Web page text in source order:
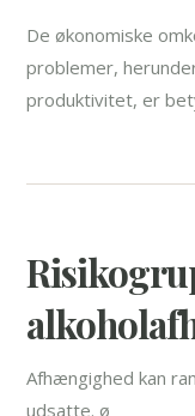
De økonomiske
problemer,
produktivitet, er
Afhængighed kan
udsatte. ø